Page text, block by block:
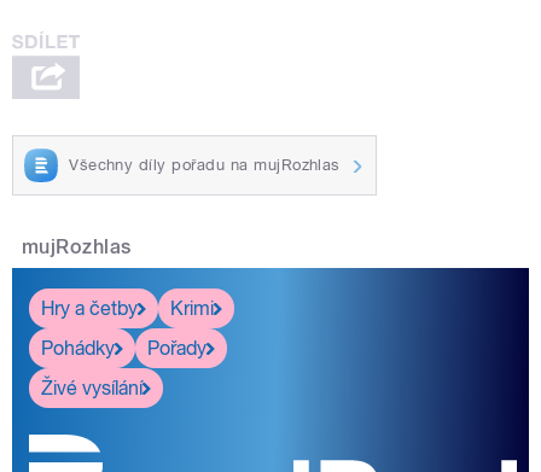
Všechny díly pořadu na mujRozhlas
mujRozhlas
Hry a četby
Krimi
Pohádky
Pořady
Živé vysílání